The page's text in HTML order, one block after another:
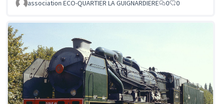
association ECO-QUARTIER LA GUIGNARDIERE 0 0